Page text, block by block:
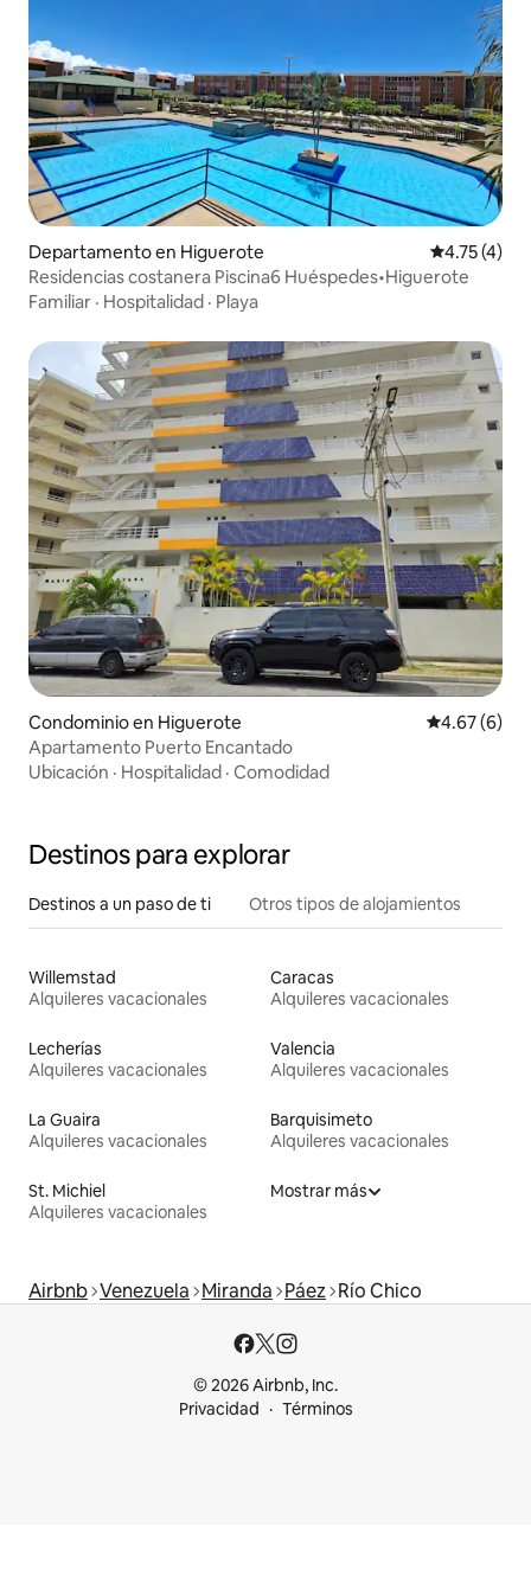
Departamento en Higuerote Calificación
4.75 (4)
Residencias costanera Piscina6 Huéspedes•Higuerote
Familiar · Hospitalidad · Playa
Condominio en Higuerote Calificación
4.67 (6)
Apartamento Puerto Encantado
Ubicación · Hospitalidad · Comodidad
Destinos para explorar
Destinos a un paso de ti Otros tipos de alojamientos
Willemstad
Alquileres vacacionales
Caracas
Alquileres vacacionales
Lecherías
Alquileres vacacionales
Valencia
Alquileres vacacionales
La Guaira
Alquileres vacacionales
Barquisimeto
Alquileres vacacionales
St. Michiel
Alquileres vacacionales
Mostrar más
Airbnb Venezuela Miranda Páez Río Chico
© 2026 Airbnb, Inc.
Privacidad
Términos